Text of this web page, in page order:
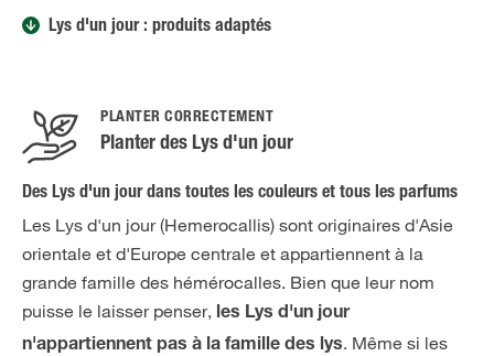
Lys d'un jour : produits adaptés
PLANTER CORRECTEMENT
Planter des Lys d'un jour
Des Lys d'un jour dans toutes les couleurs et tous les parfums
Les Lys d'un jour (Hemerocallis) sont originaires d'Asie
orientale et d'Europe centrale et appartiennent à la
grande famille des hémérocalles. Bien que leur nom
puisse le laisser penser, les Lys d'un jour
n'appartiennent pas à la famille des lys. Même si les